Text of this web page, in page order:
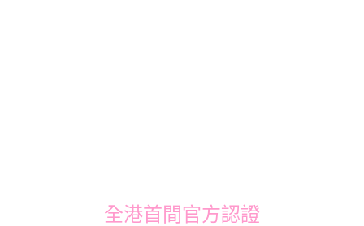
全港首間官方認證